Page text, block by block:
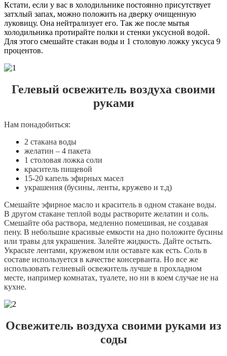
Кстати, если у вас в холодильнике постоянно присутствует
затхлый запах, можно положить на дверку очищенную
луковицу. Она нейтрализует его. Так же после мытья
холодильника протирайте полки и стенки уксусной водой.
Для этого смешайте стакан воды и 1 столовую ложку уксуса 9
процентов.
Гелевый освежитель воздуха своими
руками
Нам понадобиться:
2 стакана воды
желатин – 4 пакета
1 столовая ложка соли
краситель пищевой
15-20 капель эфирных масел
украшения (бусины, ленты, кружево и т.д)
Смешайте эфирное масло и краситель в одном стакане воды.
В другом стакане теплой воды растворите желатин и соль.
Смешайте оба раствора, медленно помешивая, не создавая
пену. В небольшие красивые емкости на дно положите бусины
или травы для украшения. Залейте жидкость. Дайте остыть.
Украсьте лентами, кружевом или оставьте как есть. Соль в
составе используется в качестве консерванта. Но все же
использовать гелиевый освежитель лучше в прохладном
месте, например комнатах, туалете, но ни в коем случае не на
кухне.
Освежитель воздуха своими руками из
соды